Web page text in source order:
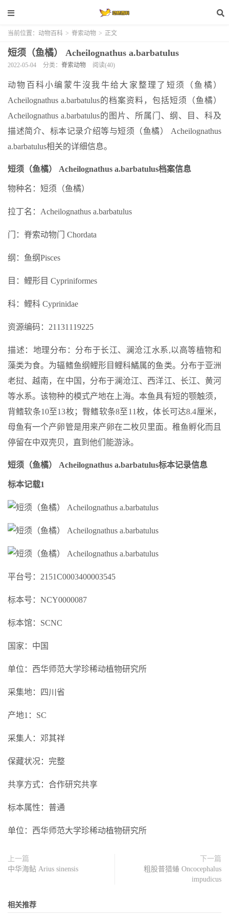
当前位置： 动物百科 > 脊索动物 > 正文
短须（鱼橘） Acheilognathus a.barbatulus
2022-05-04 分类： 脊索动物 阅读(40)
动物百科小编蒙牛沒我牛给大家整理了短须（鱼橘）
Acheilognathus a.barbatulus的档案资料，包括短须（鱼橘）
Acheilognathus a.barbatulus的图片、所属门、纲、目、科及
描述简介、标本记录介绍等与短须（鱼橘） Acheilognathus
a.barbatulus相关的详细信息。
短须（鱼橘） Acheilognathus a.barbatulus档案信息
物种名：短须（鱼橘）
拉丁名：Acheilognathus a.barbatulus
门：脊索动物门 Chordata
纲：鱼纲Pisces
目：鲤形目 Cypriniformes
科：鲤科 Cyprinidae
资源编码：21131119225
描述：地理分布：分布于长江、澜沧江水系,以高等植物和
藻类为食。为辐鳍鱼纲鲤形目鲤科鱊属的鱼类。分布于亚洲
老挝、越南，在中国，分布于澜沧江、西洋江、长江、黄河
等水系。该物种的模式产地在上海。本鱼具有短的颚触须，
背鳍软条10至13枚；臀鳍软条8至11枚，体长可达8.4厘米，
母鱼有一个产卵管是用来产卵在二枚贝里面。稚鱼孵化而且
停留在中双壳贝，直到他们能游泳。
短须（鱼橘） Acheilognathus a.barbatulus标本记录信息
标本记载1
平台号：2151C0003400003545
标本号：NCY0000087
标本馆：SCNC
国家：中国
单位：西华师范大学珍稀动植物研究所
采集地：四川省
产地1：SC
采集人：邓其祥
保藏状况：完整
共享方式：合作研究共享
标本属性：普通
单位：西华师范大学珍稀动植物研究所
上一篇
中华海鲇 Arius sinensis
下一篇
粗股普猎蝽 Oncocephalus
impudicus
相关推荐